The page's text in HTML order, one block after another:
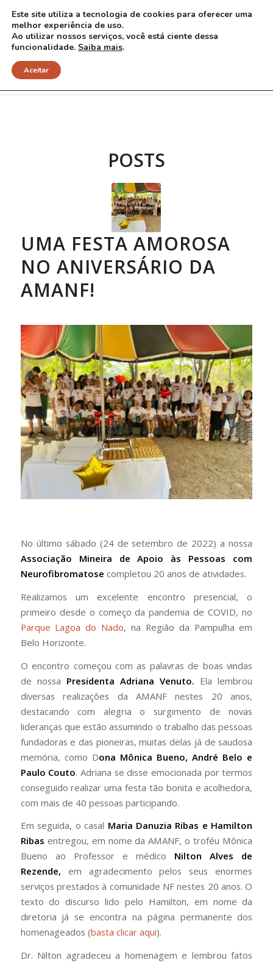
Arquivo para Tag: Luíza Rezende
POSTS
UMA FESTA AMOROSA
NO ANIVERSÁRIO DA
AMANF!
No último sábado (24 de setembro de 2022) a nossa
Associação Mineira de Apoio às Pessoas com
Neurofibromatose completou 20 anos de atividades.
Realizamos um excelente encontro presencial, o
primeiro desde o começo da pandemia de COVID, no
Parque Lagoa do Nado, na Região da Pampulha em
Belo Horizonte.
O encontro começou com as palavras de boas vindas
de nossa Presidenta Adriana Venuto. Ela lembrou
diversas realizações da AMANF nestes 20 anos,
destacando com alegria o surgimento de novas
lideranças que estão assumindo o trabalho das pessoas
fundadoras e das pioneiras, muitas delas já de saudosa
memória, como Dona Mônica Bueno, André Belo e
Paulo Couto. Adriana se disse emocionada por termos
conseguido realizar uma festa tão bonita e acolhedora,
com mais de 40 pessoas participando.
Em seguida, o casal Maria Danuzia Ribas e Hamilton
Ribas entregou, em nome da AMANF, o troféu Mônica
Bueno ao Professor e médico Nilton Alves de
Rezende, em agradecimento pelos seus enormes
serviços prestados à comunidade NF nestes 20 anos. O
texto do discurso lido pelo Hamilton, em nome da
diretoria já se encontra na página permanente dos
homenageados (basta clicar aqui).
Dr. Nilton agradeceu a homenagem e lembrou fatos
Este site utiliza a tecnologia de cookies para oferecer uma
melhor experiência de uso.
Ao utilizar nossos serviços, você está ciente dessa
funcionalidade. Saiba mais.
Aceitar